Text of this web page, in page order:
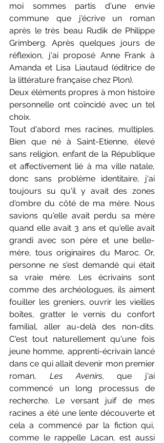
moi sommes partis d'une envie
commune que j'écrive un roman
après le très beau Rudik de Philippe
Grimberg. Après quelques jours de
réflexion, j'ai proposé Anne Frank à
Amanda et Lisa Liautaud (éditrice de
la littérature française chez Plon).
Deux éléments propres à mon histoire
personnelle ont coïncidé avec un tel
choix.
Tout d'abord mes racines, multiples.
Bien que né à Saint-Etienne, élevé
sans religion, enfant de la République
et affectivement lié à ma ville natale,
donc sans problème identitaire, j'ai
toujours su qu'il y avait des zones
d'ombre du côté de ma mère. Nous
savions qu'elle avait perdu sa mère
quand elle avait 3 ans et qu'elle avait
grandi avec son père et une belle-
mère, tous originaires du Maroc. Or,
personne ne s’est demandé qui était
sa vraie mère. Les écrivains sont
comme des archéologues, ils aiment
fouiller les greniers, ouvrir les vieilles
boîtes, gratter le vernis du confort
familial, aller au-delà des non-dits.
C'est tout naturellement qu'une fois
jeune homme, apprenti-écrivain lancé
dans ce qui allait devenir mon premier
roman, Les Avenirs, que j'ai
commencé un long processus de
recherche. Le versant juif de mes
racines a été une lente découverte et
cela a commencé par la fiction qui,
comme le rappelle Lacan, est aussi